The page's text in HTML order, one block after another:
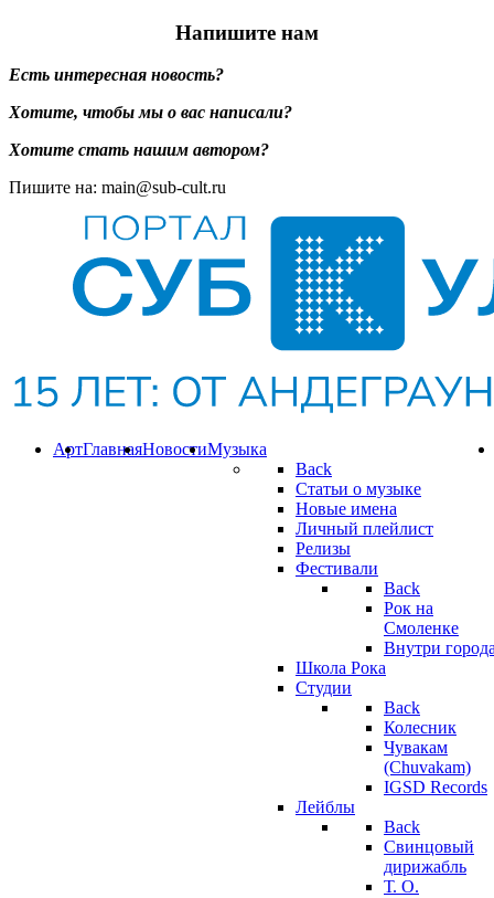
Напишите нам
Есть интересная новость?
Хотите, чтобы мы о вас написали?
Хотите стать нашим автором?
Пишите на: main@sub-cult.ru
Музыка
Back
Статьи о музыке
Новые имена
Личный плейлист
Релизы
Фестивали
Back
Рок на
Смоленке
Внутри
Школа Рока
Студии
Back
Колесник
Чувакам
(Chuvakam)
IGSD Records
Лейблы
Back
Свинцовый
дирижабль
Т. О.
Новости
Главная
Арт